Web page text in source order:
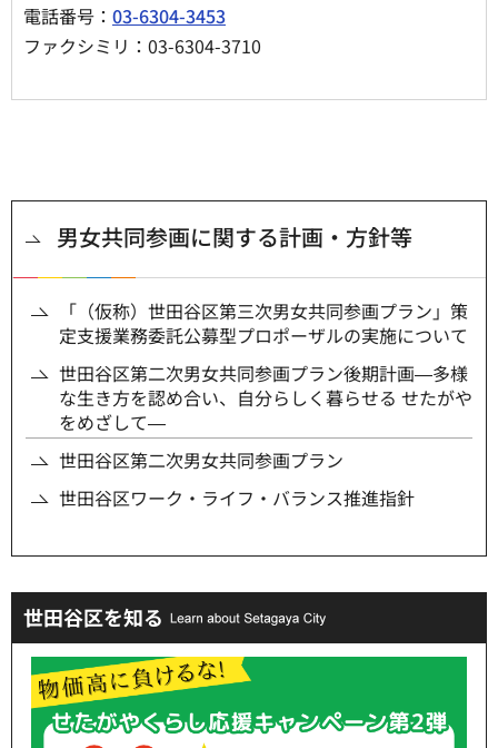
電話番号： 03-6304-3453
ファクシミリ：03-6304-3710
男女共同参画に関する計画・方針等
「（仮称）世田谷区第三次男女共同参画プラン」策
定支援業務委託公募型プロポーザルの実施について
世田谷区第二次男女共同参画プラン後期計画―多様
な生き方を認め合い、自分らしく暮らせる せたがや
をめざして―
世田谷区第二次男女共同参画プラン
世田谷区ワーク・ライフ・バランス推進指針
世田谷区を知る